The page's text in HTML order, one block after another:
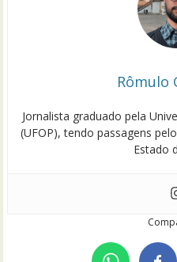
Rômulo
Jornalista graduado pela
(UFOP), tendo passagens
Estado